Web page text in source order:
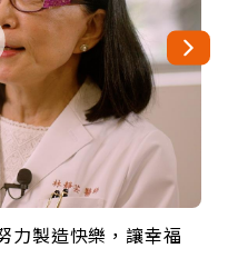
力製造快樂，讓幸福
獻36年 「台灣是我
快樂！「蛋黃哥小
：退休後才開始真
全球最年長羽球選
個」
拉小提琴還登上小